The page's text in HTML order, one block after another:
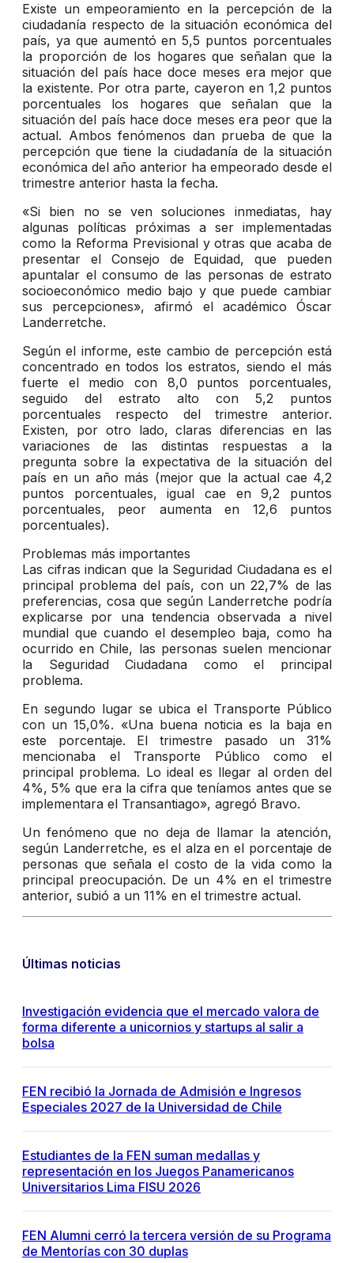
Existe un empeoramiento en la percepción de la
ciudadanía respecto de la situación económica del
país, ya que aumentó en 5,5 puntos porcentuales
la proporción de los hogares que señalan que la
situación del país hace doce meses era mejor que
la existente. Por otra parte, cayeron en 1,2 puntos
porcentuales los hogares que señalan que la
situación del país hace doce meses era peor que la
actual. Ambos fenómenos dan prueba de que la
percepción que tiene la ciudadanía de la situación
económica del año anterior ha empeorado desde el
trimestre anterior hasta la fecha.
«Si bien no se ven soluciones inmediatas, hay
algunas políticas próximas a ser implementadas
como la Reforma Previsional y otras que acaba de
presentar el Consejo de Equidad, que pueden
apuntalar el consumo de las personas de estrato
socioeconómico medio bajo y que puede cambiar
sus percepciones», afirmó el académico Óscar
Landerretche.
Según el informe, este cambio de percepción está
concentrado en todos los estratos, siendo el más
fuerte el medio con 8,0 puntos porcentuales,
seguido del estrato alto con 5,2 puntos
porcentuales respecto del trimestre anterior.
Existen, por otro lado, claras diferencias en las
variaciones de las distintas respuestas a la
pregunta sobre la expectativa de la situación del
país en un año más (mejor que la actual cae 4,2
puntos porcentuales, igual cae en 9,2 puntos
porcentuales, peor aumenta en 12,6 puntos
porcentuales).
Problemas más importantes
Las cifras indican que la Seguridad Ciudadana es el
principal problema del país, con un 22,7% de las
preferencias, cosa que según Landerretche podría
explicarse por una tendencia observada a nivel
mundial que cuando el desempleo baja, como ha
ocurrido en Chile, las personas suelen mencionar
la Seguridad Ciudadana como el principal
problema.
En segundo lugar se ubica el Transporte Público
con un 15,0%. «Una buena noticia es la baja en
este porcentaje. El trimestre pasado un 31%
mencionaba el Transporte Público como el
principal problema. Lo ideal es llegar al orden del
4%, 5% que era la cifra que teníamos antes que se
implementara el Transantiago», agregó Bravo.
Un fenómeno que no deja de llamar la atención,
según Landerretche, es el alza en el porcentaje de
personas que señala el costo de la vida como la
principal preocupación. De un 4% en el trimestre
anterior, subió a un 11% en el trimestre actual.
Últimas noticias
Investigación evidencia que el mercado valora de
forma diferente a unicornios y startups al salir a
bolsa
FEN recibió la Jornada de Admisión e Ingresos
Especiales 2027 de la Universidad de Chile
Estudiantes de la FEN suman medallas y
representación en los Juegos Panamericanos
Universitarios Lima FISU 2026
FEN Alumni cerró la tercera versión de su Programa
de Mentorías con 30 duplas